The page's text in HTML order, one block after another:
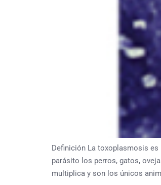
Definición La toxoplasmosis
parásito los perros, gatos,
multiplica y son los únicos